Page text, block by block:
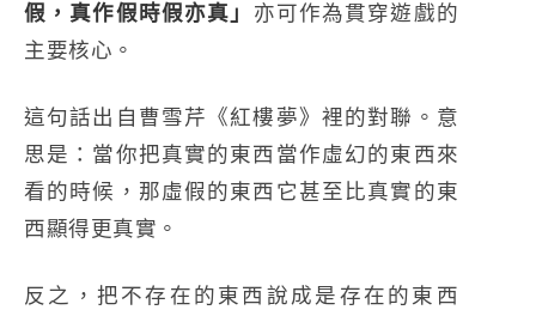
假，真作假時假亦真」 亦可作為貫穿遊戲的
主要核心。
這句話出自曹雪芹《紅樓夢》裡的對聯。意
思是：當你把真實的東西當作虛幻的東西來
看的時候，那虛假的東西它甚至比真實的東
西顯得更真實。
反之，把不存在的東西說成是存在的東西